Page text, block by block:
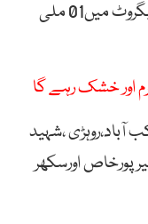
گلگت بلتستان کے علاقوں گلگت اور بگروٹ میں01 ملی
اور خشک رہے گا
،شہید
میر پورخاص اورسکھر